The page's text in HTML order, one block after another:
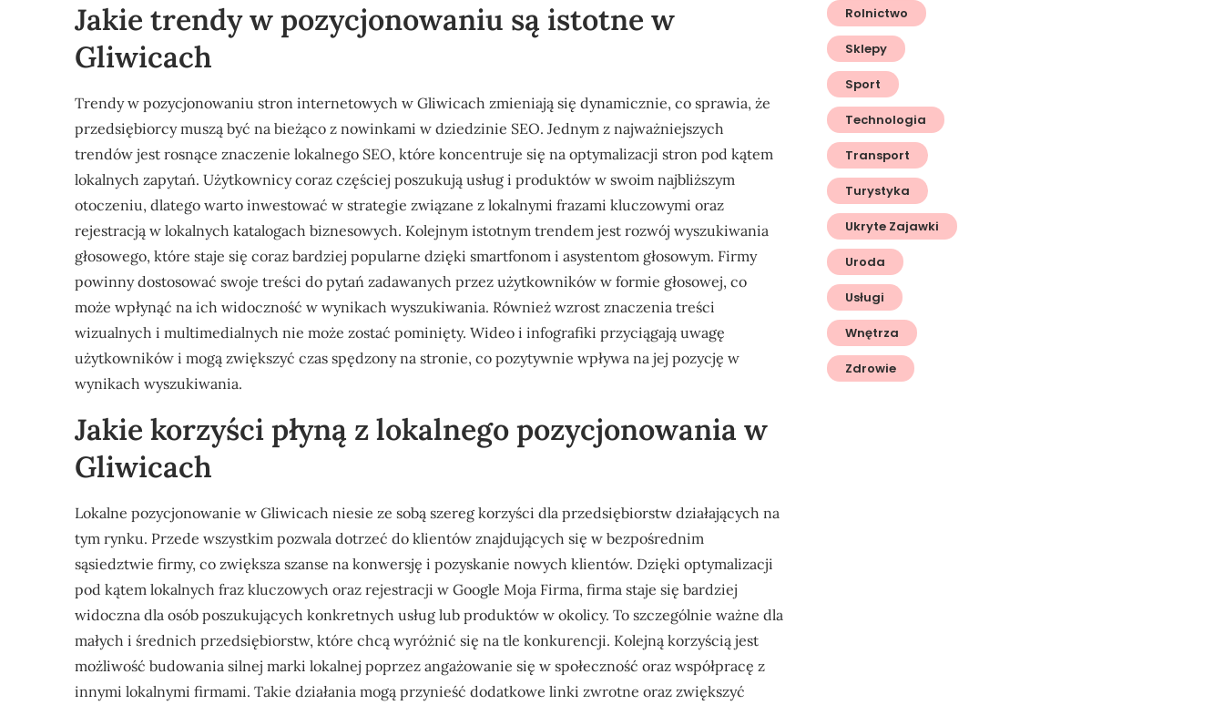
Jakie trendy w pozycjonowaniu są istotne w
Gliwicach
Trendy w pozycjonowaniu stron internetowych w Gliwicach zmieniają się dynamicznie, co sprawia, że
przedsiębiorcy muszą być na bieżąco z nowinkami w dziedzinie SEO. Jednym z najważniejszych
trendów jest rosnące znaczenie lokalnego SEO, które koncentruje się na optymalizacji stron pod kątem
lokalnych zapytań. Użytkownicy coraz częściej poszukują usług i produktów w swoim najbliższym
otoczeniu, dlatego warto inwestować w strategie związane z lokalnymi frazami kluczowymi oraz
rejestracją w lokalnych katalogach biznesowych. Kolejnym istotnym trendem jest rozwój wyszukiwania
głosowego, które staje się coraz bardziej popularne dzięki smartfonom i asystentom głosowym. Firmy
powinny dostosować swoje treści do pytań zadawanych przez użytkowników w formie głosowej, co
może wpłynąć na ich widoczność w wynikach wyszukiwania. Również wzrost znaczenia treści
wizualnych i multimedialnych nie może zostać pominięty. Wideo i infografiki przyciągają uwagę
użytkowników i mogą zwiększyć czas spędzony na stronie, co pozytywnie wpływa na jej pozycję w
wynikach wyszukiwania.
Jakie korzyści płyną z lokalnego pozycjonowania w
Gliwicach
Lokalne pozycjonowanie w Gliwicach niesie ze sobą szereg korzyści dla przedsiębiorstw działających na
tym rynku. Przede wszystkim pozwala dotrzeć do klientów znajdujących się w bezpośrednim
sąsiedztwie firmy, co zwiększa szanse na konwersję i pozyskanie nowych klientów. Dzięki optymalizacji
pod kątem lokalnych fraz kluczowych oraz rejestracji w Google Moja Firma, firma staje się bardziej
widoczna dla osób poszukujących konkretnych usług lub produktów w okolicy. To szczególnie ważne dla
małych i średnich przedsiębiorstw, które chcą wyróżnić się na tle konkurencji. Kolejną korzyścią jest
możliwość budowania silnej marki lokalnej poprzez angażowanie się w społeczność oraz współpracę z
innymi lokalnymi firmami. Takie działania mogą przynieść dodatkowe linki zwrotne oraz zwiększyć
Rolnictwo
Sklepy
Sport
Technologia
Transport
Turystyka
Ukryte Zajawki
Uroda
Usługi
Wnętrza
Zdrowie